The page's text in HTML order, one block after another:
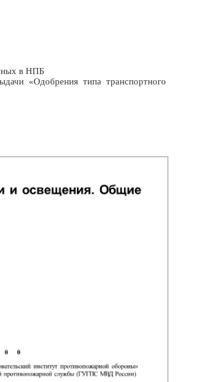
в НПБ
«Одобрения типа транспортного